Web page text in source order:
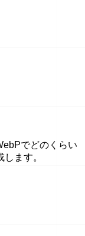
でどのくらい
ます。